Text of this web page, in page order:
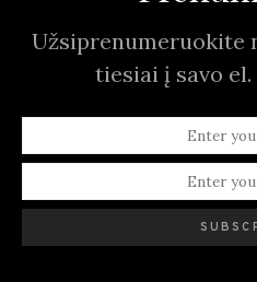
Užsiprenumeruokite
tiesiai į savo